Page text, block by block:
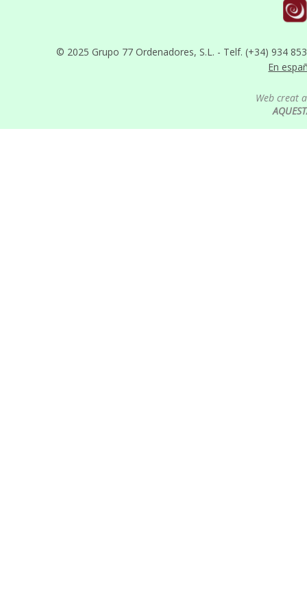
© 2025 Grupo 77 Ordenadores, S.L. - Telf. (+34) 934
En
Web creat